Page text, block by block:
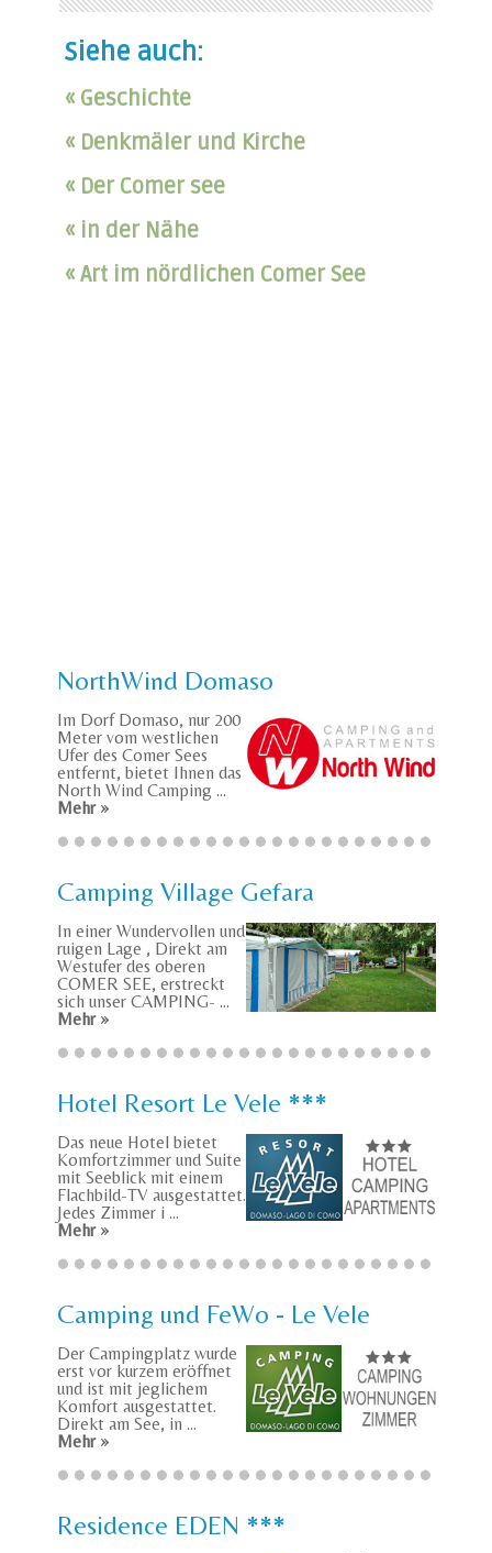
Siehe auch:
« Geschichte
« Denkmäler und Kirche
« Der Comer see
« in der Nähe
« Art im nördlichen Comer See
NorthWind Domaso
Im Dorf Domaso, nur 200
Meter vom westlichen
Ufer des Comer Sees
entfernt, bietet Ihnen das
North Wind Camping ...
Mehr »
Camping Village Gefara
In einer Wundervollen und
ruigen Lage , Direkt am
Westufer des oberen
COMER SEE, erstreckt
sich unser CAMPING- ...
Mehr »
Hotel Resort Le Vele ***
Das neue Hotel bietet
Komfortzimmer und Suite
mit Seeblick mit einem
Flachbild-TV ausgestattet.
Jedes Zimmer i ...
Mehr »
Camping und FeWo - Le Vele
Der Campingplatz wurde
erst vor kurzem eröffnet
und ist mit jeglichem
Komfort ausgestattet.
Direkt am See, in ...
Mehr »
Residence EDEN ***